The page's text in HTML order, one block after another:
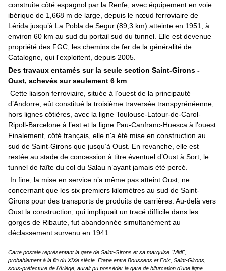
construite côté espagnol par la Renfe, avec équipement en voie
ibérique de 1,668 m de large, depuis le nœud ferroviaire de
Lérida jusqu’à La Pobla de Segur (89,3 km) atteinte en 1951, à
environ 60 km au sud du portail sud du tunnel. Elle est devenue
propriété des FGC, les chemins de fer de la généralité de
Catalogne, qui l'exploitent, depuis 2005.
Des travaux entamés sur la seule section Saint-Girons -
Oust, achevés sur seulement 6 km
Cette liaison ferroviaire, située à l’ouest de la principauté
d’Andorre, eût constitué la troisième traversée transpyrénéenne,
hors lignes côtières, avec la ligne Toulouse-Latour-de-Carol-
Ripoll-Barcelone à l’est et la ligne Pau-Canfranc-Huesca à l’ouest.
Finalement, côté français, elle n'a été mise en construction au
sud de Saint-Girons que jusqu’à Oust. En revanche, elle est
restée au stade de concession à titre éventuel d’Oust à Sort, le
tunnel de faîte du col du Salau n’ayant jamais été percé.
In fine, la mise en service n’a même pas atteint Oust, ne
concernant que les six premiers kilomètres au sud de Saint-
Girons pour des transports de produits de carrières. Au-delà vers
Oust la construction, qui impliquait un tracé difficile dans les
gorges de Ribaute, fut abandonnée simultanément au
déclassement survenu en 1941.
Carte postale représentant la gare de Saint-Girons et sa marquise "Midi",
probablement à la fin du XIXe siècle. Etape entre Boussens et Foix, Saint-Girons,
sous-préfecture de l'Ariège, aurait pu posséder la gare de bifurcation d'une ligne